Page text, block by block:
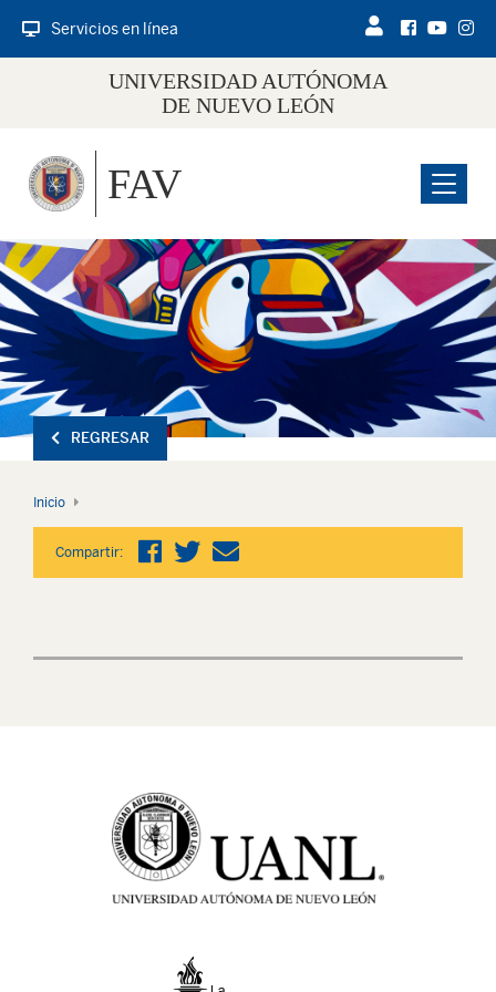
Servicios en línea
UNIVERSIDAD AUTÓNOMA
DE NUEVO LEÓN
Menu
FAV
REGRESAR
Inicio
Compartir: